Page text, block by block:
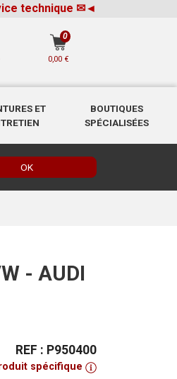
technique ✉◄
0,00 €
0
ET
BOUTIQUES
SPÉCIALISÉES
OK
- AUDI
REF : P950400
spécifique